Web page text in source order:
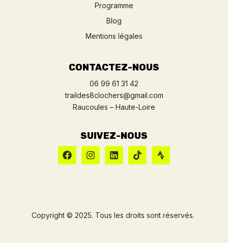
Programme
Blog
Mentions légales
CONTACTEZ-NOUS
06 99 61 31 42
traildes8clochers@gmail.com
Raucoules – Haute-Loire
SUIVEZ-NOUS
Copyright © 2025. Tous les droits sont réservés.